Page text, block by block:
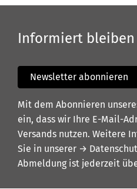
Informiert bleiben
Newsletter abonnieren
Mit dem Abonnieren
ein, dass wir Ihre E-Mail-
Versands nutzen. Weitere
Sie in unserer →
Abmeldung ist jederzeit